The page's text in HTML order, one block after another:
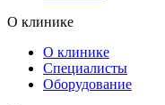
О клинике
О клинике
Специалисты
Оборудование